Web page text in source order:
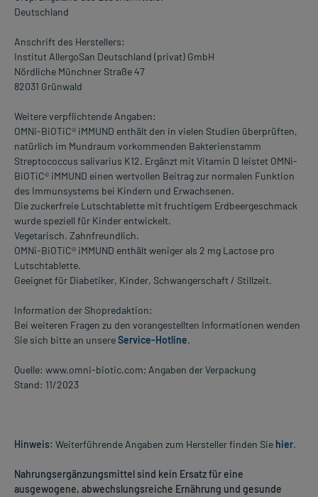
Deutschland
Anschrift des Herstellers:
Institut AllergoSan Deutschland (privat) GmbH
Nördliche Münchner Straße 47
82031 Grünwald
Weitere verpflichtende Angaben:
OMNi-BiOTiC® iMMUND enthält den in vielen Studien überprüften,
natürlich im Mundraum vorkommenden Bakterienstamm
Streptococcus salivarius K12. Ergänzt mit Vitamin D leistet OMNi-
BiOTiC® iMMUND einen wertvollen Beitrag zur normalen Funktion
des Immunsystems bei Kindern und Erwachsenen.
Die zuckerfreie Lutschtablette mit fruchtigem Erdbeergeschmack
wurde speziell für Kinder entwickelt.
Vegetarisch. Zahnfreundlich.
OMNi-BiOTiC® iMMUND enthält weniger als 2 mg Lactose pro
Lutschtablette.
Geeignet für Diabetiker, Kinder, Schwangerschaft / Stillzeit.
Information der Shopredaktion:
Bei weiteren Fragen zu den vorangestellten Informationen wenden
Sie sich bitte an unsereService-Hotline.
Quelle: www.omni-biotic.com; Angaben der Verpackung
Stand: 11/2023
Hinweis: Weiterführende Angaben zum Hersteller finden Sie hier.
Nahrungsergänzungsmittel sind kein Ersatz für eine
ausgewogene, abwechslungsreiche Ernährung und gesunde